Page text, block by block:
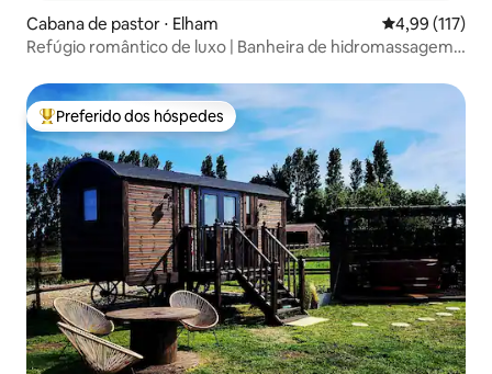
Cabana de pastor ⋅ Elham 4,99 de uma
4,99 (117)
Refúgio romântico de luxo | Banheira de hidromassagem
Entre os melhores preferidos dos hóspedes
Preferido dos hóspedes